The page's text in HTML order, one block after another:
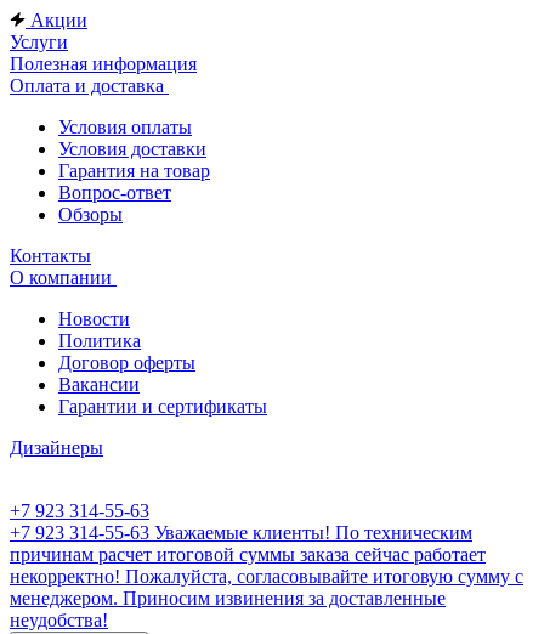
Акции
Услуги
Полезная информация
Оплата и доставка
Условия оплаты
Условия доставки
Гарантия на товар
Вопрос-ответ
Обзоры
Контакты
О компании
Новости
Политика
Договор оферты
Вакансии
Гарантии и сертификаты
Дизайнеры
+7 923 314-55-63
+7 923 314-55-63 Уважаемые клиенты! По техническим
причинам расчет итоговой суммы заказа сейчас работает
некорректно! Пожалуйста, согласовывайте итоговую сумму с
менеджером. Приносим извинения за доставленные
неудобства!